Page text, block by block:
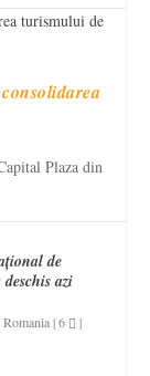
Plaza din
de
azi
|6 |